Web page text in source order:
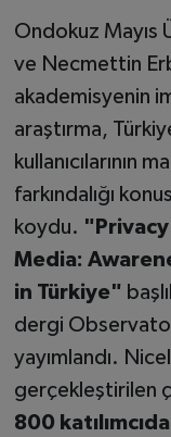
Ondokuz Mayıs
ve Necmettin
akademisyenin
araştırma,
kullanıcılarının
farkındalığı
koydu. "Privacy
Media:
in Türkiye"
dergi
yayımlandı.
gerçekleştirilen
800